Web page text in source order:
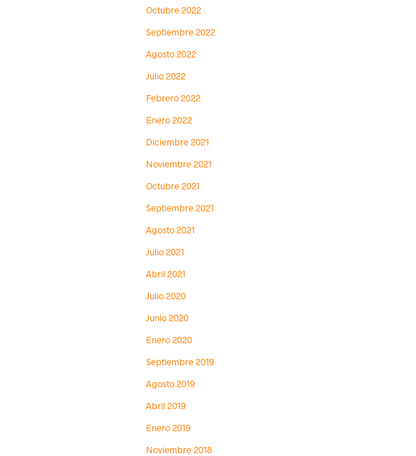
Octubre 2022
Septiembre 2022
Agosto 2022
Julio 2022
Febrero 2022
Enero 2022
Diciembre 2021
Noviembre 2021
Octubre 2021
Septiembre 2021
Agosto 2021
Julio 2021
Abril 2021
Julio 2020
Junio 2020
Enero 2020
Septiembre 2019
Agosto 2019
Abril 2019
Enero 2019
Noviembre 2018